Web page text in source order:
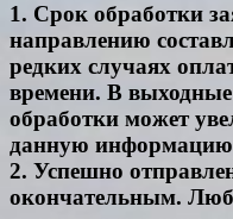
1. Срок обработки
направлению
редких случаях
времени. В
обработки может
данную информацию
2. Успешно
окончательным.